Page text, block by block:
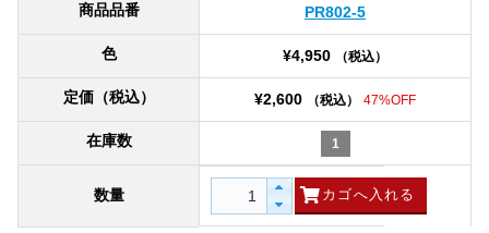
商品品番 PR802-5
色 ¥4,950 （税込）
定価（税込） ¥2,600 （税込） 47%OFF
在庫数 1
数量